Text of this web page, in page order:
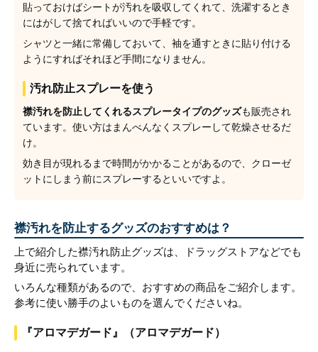
貼っておけばシートが汚れを吸収してくれて、洗濯するとき
にはがして捨てればいいので手軽です。
シャツと一緒に常備しておいて、袖を通すときに貼り付ける
ようにすればそれほど手間になりません。
汚れ防止スプレーを使う
襟汚れを防止してくれるスプレータイプのグッズも販売され
ています。使い方はまんべんなくスプレーして乾燥させるだ
け。
効き目が現れるまで時間がかかることがあるので、クローゼ
ットにしまう前にスプレーするといいですよ。
襟汚れを防止するグッズのおすすめは？
上で紹介した襟汚れ防止グッズは、ドラッグストアなどでも
身近に売られています。
いろんな種類があるので、おすすめの商品をご紹介します。
参考に使い勝手のよいものを選んでくださいね。
『アロマデガード』（アロマデガード）